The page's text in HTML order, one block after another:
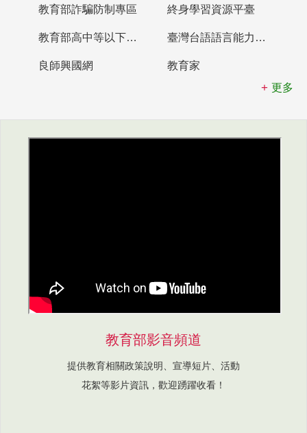
教育部詐騙防制專區 終身學習資源平臺
教育部高中等以下學校及幼兒園教師資格檢定考試 臺灣台語語言能力認證網站
良師興國網
教育家
更多
教育部影音頻道
提供教育相關政策說明、宣導短片、活動
花絮等影片資訊，歡迎踴躍收看！